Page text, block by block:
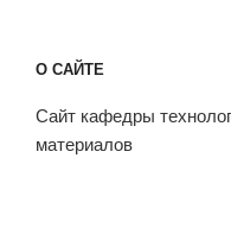
О САЙТЕ
Сайт кафедры
материалов